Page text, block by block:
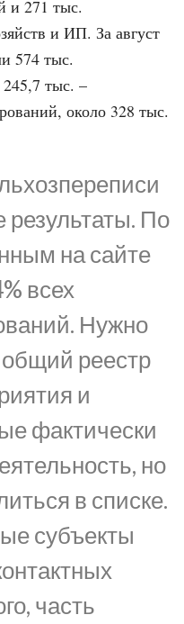
и 271 тыс.
и ИП. За август
574 тыс.
тыс. –
около 328 тыс.
По
на сайте
всех
Нужно
реестр
и
фактически
но
в списке.
субъекты
часть